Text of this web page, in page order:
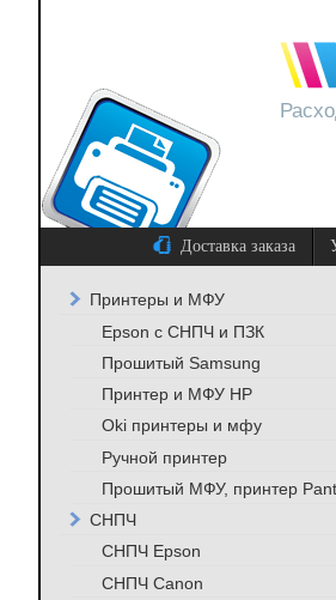
Доставка заказа
Принтеры и МФУ
Epson с СНПЧ и ПЗК
Прошитый Samsung
Принтер и МФУ HP
Oki принтеры и мфу
Ручной принтер
Прошитый МФУ, принтер
СНПЧ
СНПЧ Epson
СНПЧ Canon